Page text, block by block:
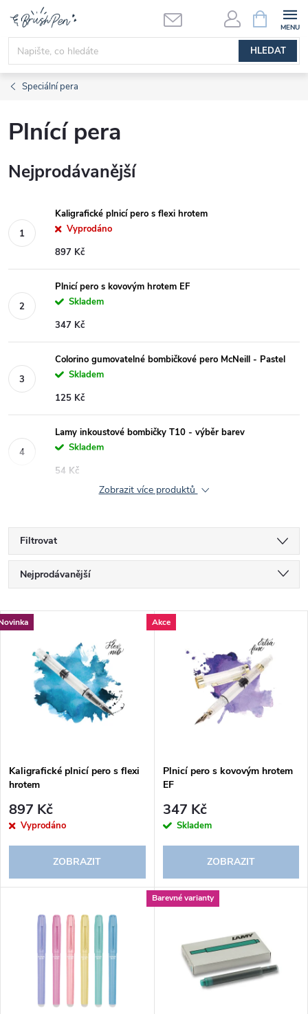
obsah
HLEDAT
NÁKUPNÍ
KOŠÍK
Speciální pera
Plnící pera
Nejprodávanější
Kaligrafické plnicí pero s flexi hrotem
Vyprodáno
897 Kč
Plnicí pero s kovovým hrotem EF
Skladem
347 Kč
Colorino gumovatelné bombičkové pero McNeill - Pastel
Skladem
125 Kč
Lamy inkoustové bombičky T10 - výběr barev
Skladem
54 Kč
Zobrazit více produktů
Filtrovat
Ř
a
p
r
o
d
Nejprodávanější
Nejdražší
Abecedně
V
s
p
r
Kaligrafické plnicí pero s flexi
hrotem
897 Kč
Vyprodáno
ZOBRAZIT
Akce
Plnicí pero s kovovým hrotem
EF
347 Kč
Skladem
ZOBRAZIT
Barevné varianty